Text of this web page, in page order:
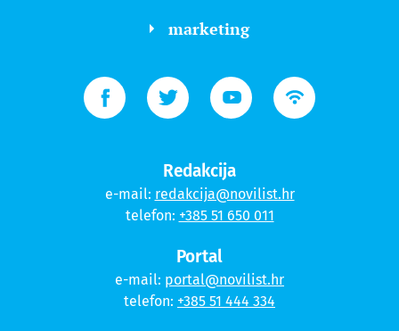
marketing
Redakcija
e-mail: redakcija@novilist.hr
telefon: +385 51 650 011
Portal
e-mail: portal@novilist.hr
telefon: +385 51 444 334